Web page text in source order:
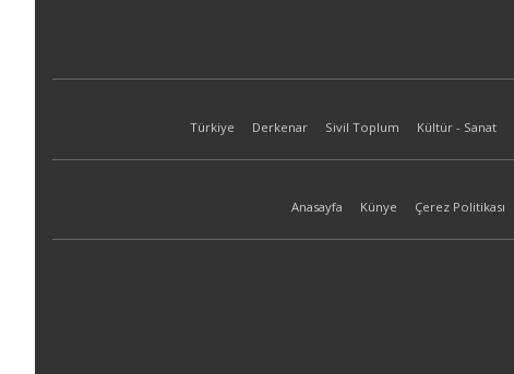
Türkiye Derkenar Sivil Toplum Kültür - Sanat
Anasayfa Künye Çerez Politikası